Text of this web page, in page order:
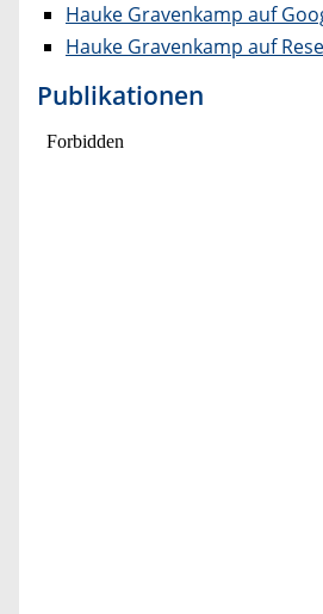
Hauke Gravenkamp auf
Hauke Gravenkamp auf
Publikationen